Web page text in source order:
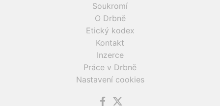
Soukromí
O Drbně
Etický kodex
Kontakt
Inzerce
Práce v Drbně
Nastavení cookies